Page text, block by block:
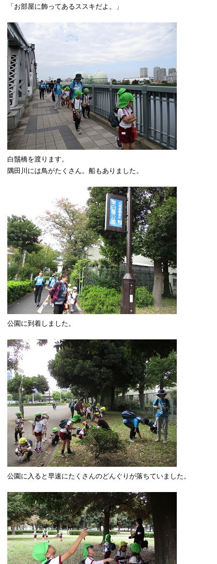
「お部屋に飾ってあるススキだよ。」
白鬚橋を渡ります。
隅田川には鳥がたくさん。船もありました。
公園に到着しました。
公園に入ると早速にたくさんのどんぐりが落ちていました。